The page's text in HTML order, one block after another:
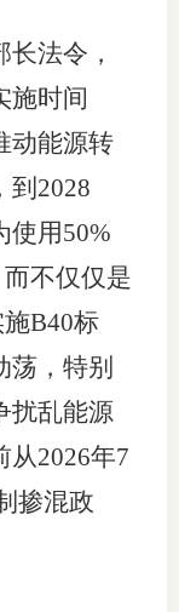
法令，
施时间
动能源转
到2028
使用50%
不仅仅是
B40标
荡，特别
扰乱能源
从2026年7
掺混政